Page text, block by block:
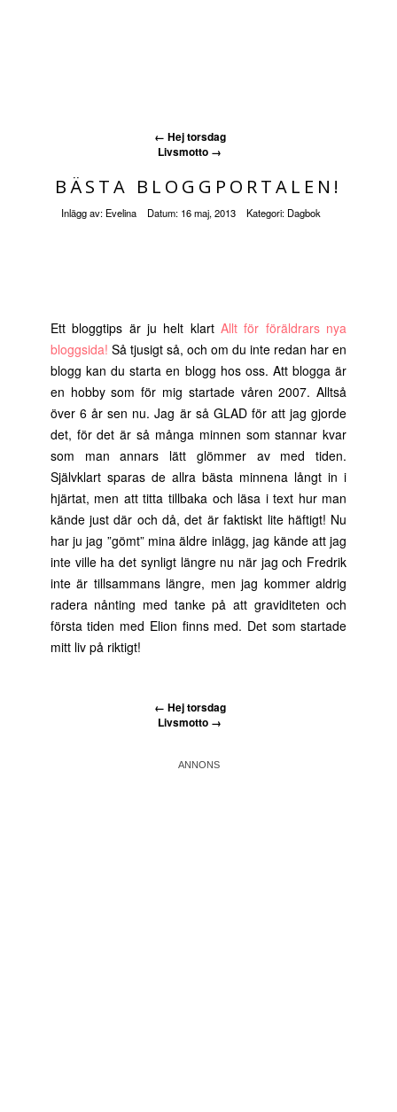
← Hej torsdag
Livsmotto →
BÄSTA BLOGGPORTALEN!
Inlägg av: Evelina Datum: 16 maj, 2013 Kategori: Dagbok
Ett bloggtips är ju helt klartAllt för föräldrars nya
bloggsida! Så tjusigt så, och om du inte redan har en
blogg kan du starta en blogg hos oss. Att blogga är
en hobby som för mig startade våren 2007. Alltså
över 6 år sen nu. Jag är så GLAD för att jag gjorde
det, för det är så många minnen som stannar kvar
som man annars lätt glömmer av med tiden.
Självklart sparas de allra bästa minnena långt in i
hjärtat, men att titta tillbaka och läsa i text hur man
kände just där och då, det är faktiskt lite häftigt! Nu
har ju jag ”gömt” mina äldre inlägg, jag kände att jag
inte ville ha det synligt längre nu när jag och Fredrik
inte är tillsammans längre, men jag kommer aldrig
radera nånting med tanke på att graviditeten och
första tiden med Elion finns med. Det som startade
mitt liv på riktigt!
← Hej torsdag
Livsmotto →